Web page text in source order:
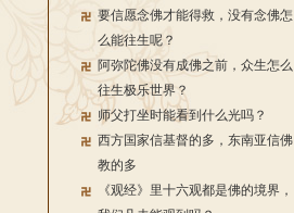
要信愿念佛才能得救，没有念佛怎
么能往生呢？
阿弥陀佛没有成佛之前，众生怎么
往生极乐世界？
师父打坐时能看到什么光吗？
西方国家信基督的多，东南亚信佛
教的多
《观经》里十六观都是佛的境界，